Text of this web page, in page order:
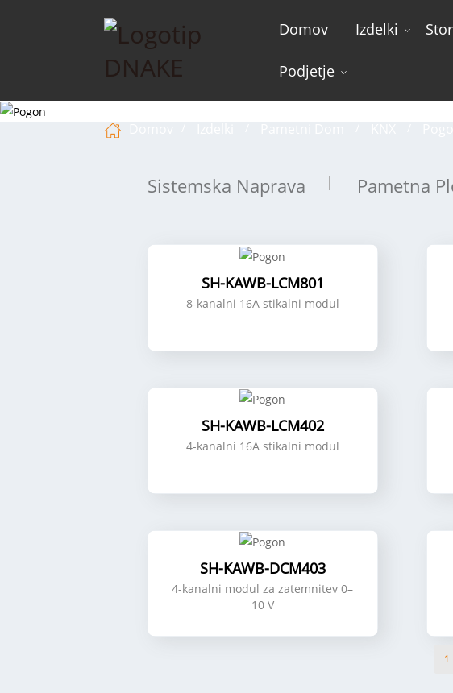
Domov Izdelki
Podjetje
Sistemska Naprava Pametna
SH-KAWB-LCM801
8-kanalni 16A stikalni modul
SH-KAWB-LCM402
4-kanalni 16A stikalni modul
SH-KAWB-DCM403
4-kanalni modul za zatemnitev 0–
10 V
1